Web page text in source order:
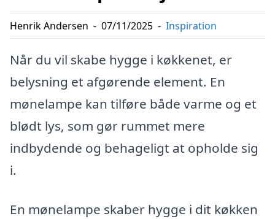
Henrik Andersen - 07/11/2025 - Inspiration
Når du vil skabe hygge i køkkenet, er
belysning et afgørende element. En
mønelampe kan tilføre både varme og et
blødt lys, som gør rummet mere
indbydende og behageligt at opholde sig
i.
En mønelampe skaber hygge i dit køkken